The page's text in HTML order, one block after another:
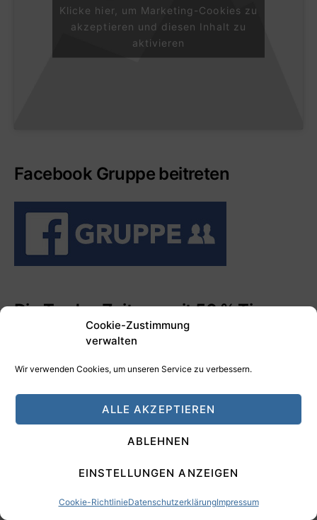
Cookie-Zustimmung
verwalten
Wir verwenden Cookies, um unseren Service zu verbessern.
ALLE AKZEPTIEREN
ABLEHNEN
EINSTELLUNGEN ANZEIGEN
Cookie-RichtlinieDatenschutzerklärungImpressum
Klicke hier, um Marketing-Cookies zu
akzeptieren und diesen Inhalt zu
aktivieren
Facebook Gruppe beitreten
Die Trader-Zeitung mit 50 % Tim-
Schäfer-Rabatt testen!